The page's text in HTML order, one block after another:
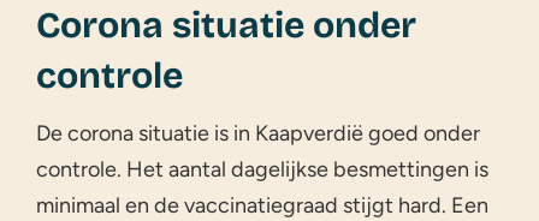
Corona situatie onder
controle
De corona situatie is in Kaapverdië goed onder
controle. Het aantal dagelijkse besmettingen is
minimaal en de vaccinatiegraad stijgt hard. Een